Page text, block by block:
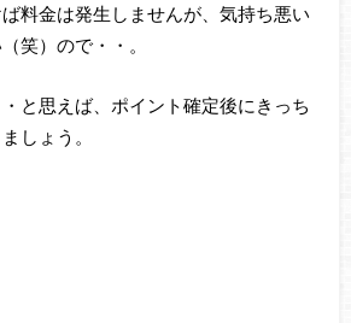
料金は発生しませんが、気持ち悪い
笑）ので・・。
と思えば、ポイント確定後にきっち
しょう。